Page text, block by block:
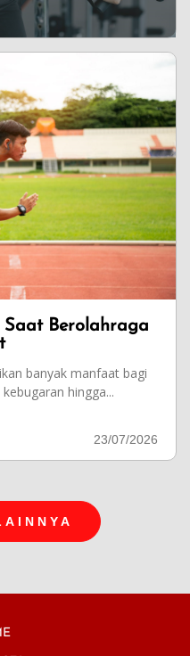
Berolahraga
banyak manfaat bagi
hingga...
23/07/2026